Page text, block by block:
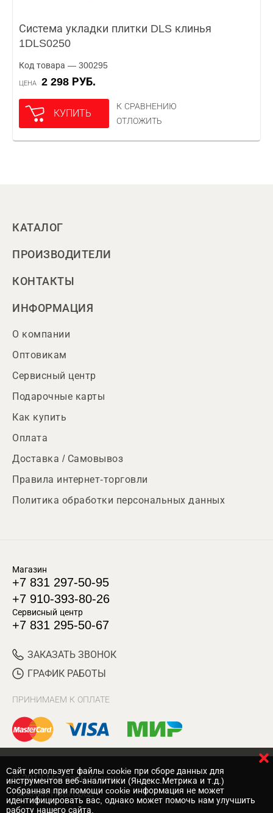
Система укладки плитки DLS клинья
1DLS0250
Код товара — 300295
ЦЕНА 2 298 РУБ.
КУПИТЬ
К СРАВНЕНИЮ
ОТЛОЖИТЬ
КАТАЛОГ
ПРОИЗВОДИТЕЛИ
КОНТАКТЫ
ИНФОРМАЦИЯ
О компании
Оптовикам
Сервисный центр
Подарочные карты
Как купить
Оплата
Доставка / Самовывоз
Правила интернет-торговли
Политика обработки персональных данных
Магазин
+7 831 297-50-95
+7 910-393-80-26
Сервисный центр
+7 831 295-50-67
ЗАКАЗАТЬ ЗВОНОК
ГРАФИК РАБОТЫ
ПРИНИМАЕМ К ОПЛАТЕ
© 2017 Магазин Хозяин
Нижний Новгород
Cайт использует файлы cookie при сборе данных для
инструментов веб-аналитики (Яндекс.Метрика и т.д.)
Собранная при помощи cookie информация не может
идентифицировать вас, однако может помочь нам улучшить
работу нашего сайта.